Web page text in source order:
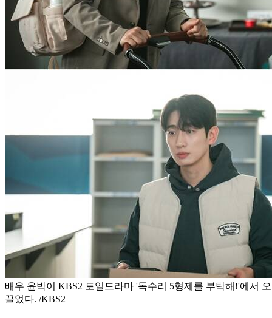
배우 윤박이 KBS2 토일드라마 '독수리 5형제를 부탁해!'에서
끌었다. /KBS2